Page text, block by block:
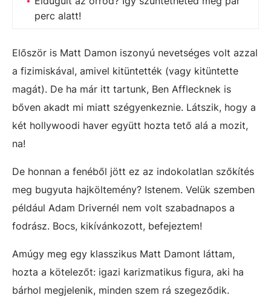
perc alatt!
Először is Matt Damon iszonyú nevetséges volt azzal
a fizimiskával, amivel kitüntették (vagy kitüntette
magát). De ha már itt tartunk, Ben Afflecknek is
bőven akadt mi miatt szégyenkeznie. Látszik, hogy a
két hollywoodi haver együtt hozta tető alá a mozit,
na!
De honnan a fenéből jött ez az indokolatlan szőkítés
meg bugyuta hajköltemény? Istenem. Velük szemben
például Adam Drivernél nem volt szabadnapos a
fodrász. Bocs, kikívánkozott, befejeztem!
Amúgy meg egy klasszikus Matt Damont láttam,
hozta a kötelezőt: igazi karizmatikus figura, aki ha
bárhol megjelenik, minden szem rá szegeződik.